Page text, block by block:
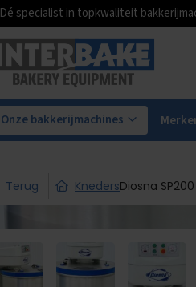
Dé specialist in topkwaliteit
Onze bakkerijmachines
Terug KnedersDiosna SP200